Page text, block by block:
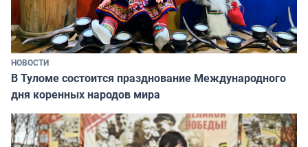
НОВОСТИ
В Туломе состоится празднование Международного
дня коренных народов мира